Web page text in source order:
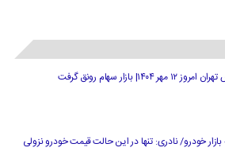
بازار سهام رونق گرفت
بازار خودرو/ نادری: تنها در این حالت قیمت خودرو نزولی